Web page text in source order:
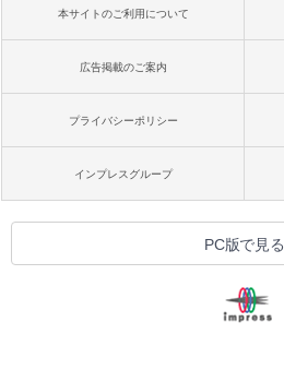
本サイトのご利用について
広告掲載のご案内
プライバシーポリシー
インプレスグループ
PC版で見る